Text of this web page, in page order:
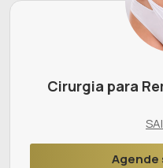
Cirurgia para
Agende